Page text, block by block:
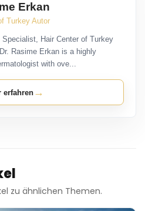
Erkan
Turkey Autor
Specialist, Hair Center of Turkey
Rasime Erkan is a highly
with ove...
erfahren →
zu ähnlichen Themen.